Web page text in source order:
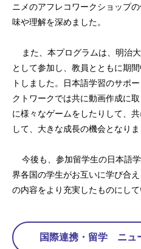
ニメのアフレコワークショップ
味や理解を深めました。
また、本プログラムは、明治
として参加し、教員とともに期
トしました。日本語学習のサポ
クトワークでは共に動画作成に
に様々なゲームをしたりして、
して、大きな成長の機会となりま
今後も、参加留学生の日本語
界各国の学生がお互いに学び合
の内容をより充実したものにして
国際連携・留学 ニ